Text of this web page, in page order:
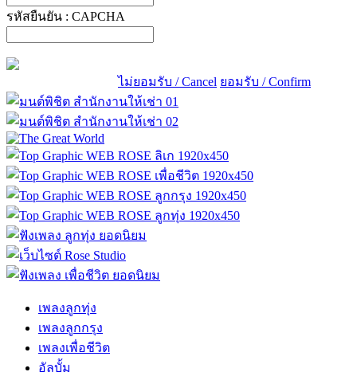
รหัสยืนยัน : CAPCHA
ไม่ยอมรับ / Cancel ยอมรับ / Confirm
เพลงลูกทุ่ง
เพลงลูกกรุง
เพลงเพื่อชีวิต
อัลบั้ม